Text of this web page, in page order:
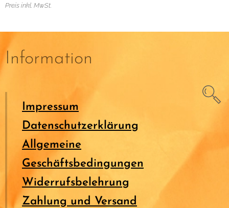
Preis inkl. MwSt.
Information
Impressum
Datenschutzerklärung
Allgemeine
Geschäftsbedingungen
Widerrufsbelehrung
Zahlung und Versand